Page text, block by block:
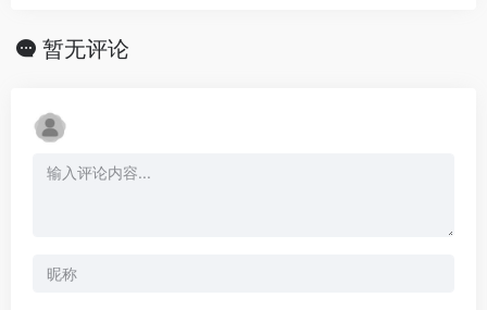
暂无评论